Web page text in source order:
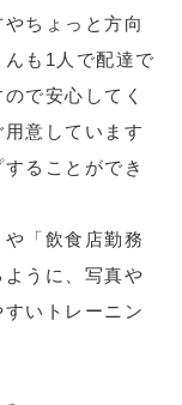
ちょっと方向
も1人で配達で
で安心してく
意しています
ることができ
「飲食店勤務
うに、写真や
いトレーニン